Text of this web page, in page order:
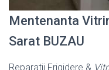
Mentenanta
Sarat BUZAU
Reparatii Frigidere &